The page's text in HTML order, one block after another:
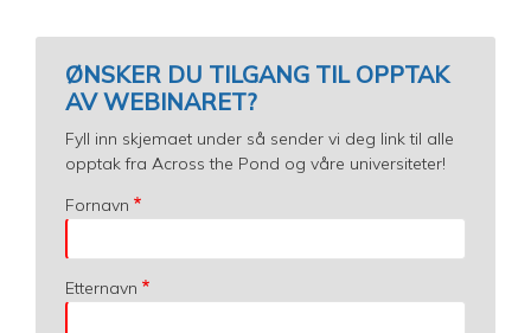
ØNSKER DU TILGANG TIL OPPTAK
AV WEBINARET?
Fyll inn skjemaet under så sender vi deg link til alle
opptak fra Across the Pond og våre universiteter!
Fornavn
Etternavn